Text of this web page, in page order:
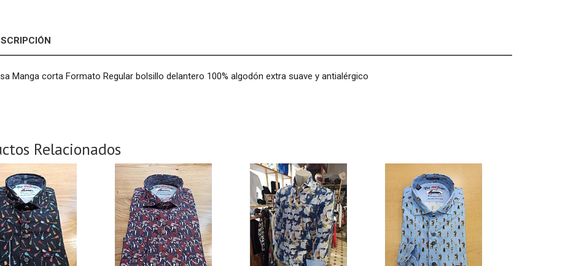
Manga corta Formato Regular bolsillo delantero 100% algodón extra suave y antialérgico
Relacionados